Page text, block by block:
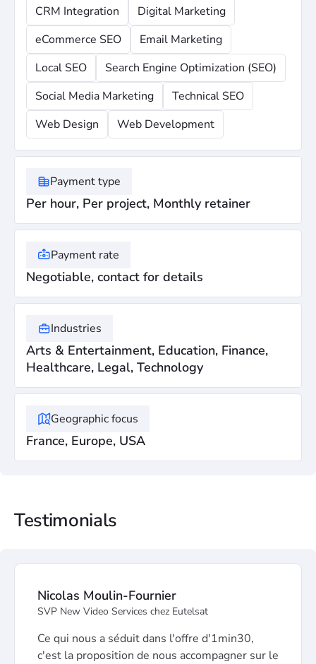
CRM Integration
Digital Marketing
eCommerce SEO
Email Marketing
Local SEO
Search Engine Optimization (SEO)
Social Media Marketing
Technical SEO
Web Design
Web Development
Payment type
Per hour, Per project, Monthly retainer
Payment rate
Negotiable, contact for details
Industries
Arts & Entertainment, Education, Finance,
Healthcare, Legal, Technology
Geographic focus
France, Europe, USA
Testimonials
Nicolas Moulin-Fournier
SVP New Video Services chez Eutelsat
Ce qui nous a séduit dans l'offre d'1min30,
c'est la proposition de nous accompagner sur le